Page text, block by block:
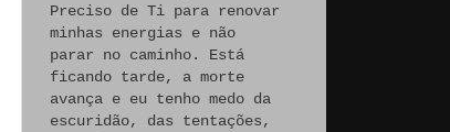
Preciso de Ti para renovar
minhas energias e não
parar no caminho. Está
ficando tarde, a morte
avança e eu tenho medo da
escuridão, das tentações,